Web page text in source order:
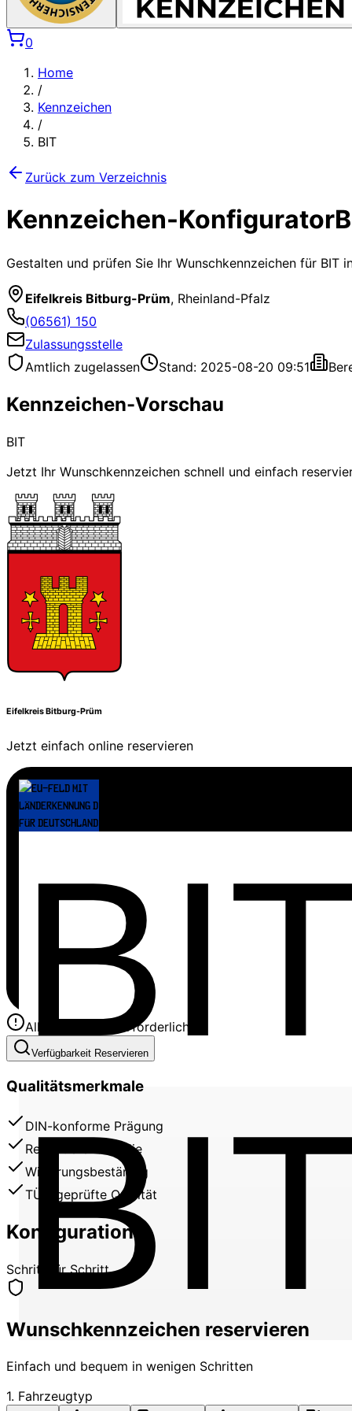
0
Home
/
Kennzeichen
/
BIT
Zurück zum Verzeichnis
Kennzeichen-Konfigurator
Gestalten und prüfen Sie Ihr Wunschkennzeichen für BIT
Eifelkreis Bitburg-Prüm, Rheinland-Pfalz
(06561) 150
Zulassungsstelle
Amtlich zugelassen
Stand: 2025-08-20 09:51
Kennzeichen-Vorschau
BIT
Jetzt Ihr Wunschkennzeichen schnell und einfach
Eifelkreis Bitburg-Prüm
Jetzt einfach online reservieren
Alle Felder sind erforderlich
Verfügbarkeit Reservieren
Qualitätsmerkmale
DIN-konforme Prägung
Reflektierende Folie
Witterungsbeständig
TÜV-geprüfte Qualität
Konfiguration
Schritt für Schritt
Wunschkennzeichen reservieren
Einfach und bequem in wenigen Schritten
1. Fahrzeugtyp